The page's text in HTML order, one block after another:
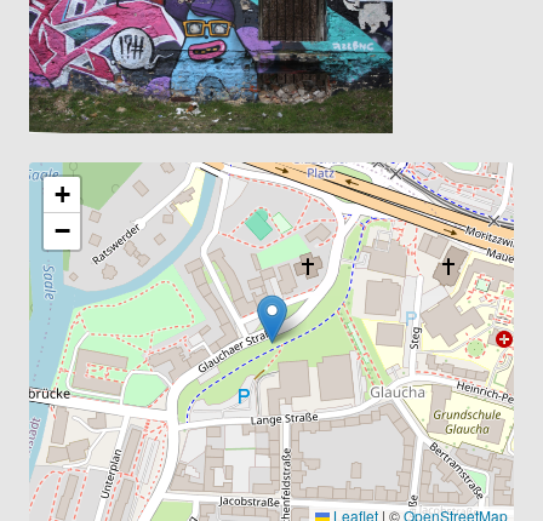
+
−
Leaflet | ©OpenStreetMap